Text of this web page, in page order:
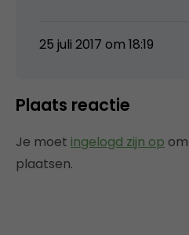
25 juli 2017 om 18:19
Plaats reactie
Je moet ingelogd zijn op
plaatsen.